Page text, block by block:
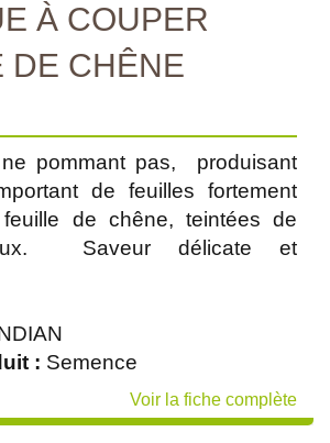
À COUPER
DE CHÊNE
pommant pas, produisant
de feuilles fortement
de chêne, teintées de
Saveur délicate et
: Semence
Voir la fiche complète